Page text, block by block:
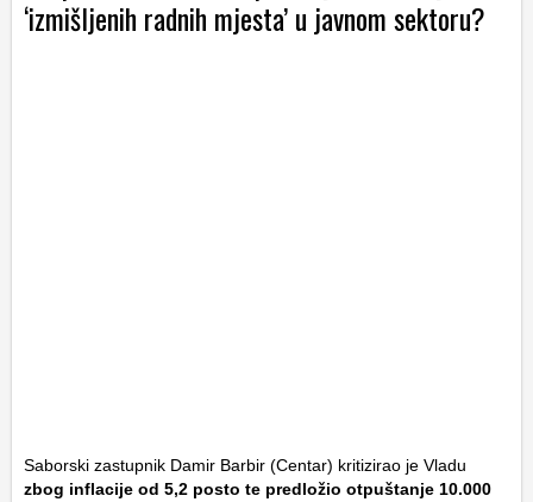
‘izmišljenih radnih mjesta’ u javnom sektoru?
Saborski zastupnik Damir Barbir (Centar) kritizirao je Vladu
zbog inflacije od 5,2 posto te predložio otpuštanje 10.000